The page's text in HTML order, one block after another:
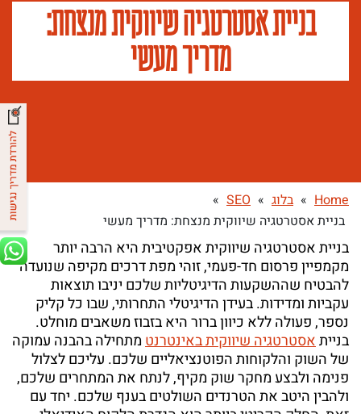
בניית אסטרטגיה שיווקית מנצחת:
מדריך מעשי
Home
» בלוג »
SEO
»
בניית אסטרטגיה שיווקית מנצחת: מדריך מעשי
בניית אסטרטגיה שיווקית אפקטיבית היא הרבה יותר
מקמפיין פרסום חד-פעמי, זוהי מפת דרכים מקיפה שנועדה
להבטיח שההשקעות הדיגיטליות שלכם יניבו תוצאות
עקביות ומדידות. בעידן הדיגיטלי התחרותי, שבו כל קליק
נספר, פעולה ללא כיוון ברור היא בזבוז משאבים מוחלט.
בנייתאסטרטגיה שיווקית באינטרנטמתחילה בהבנה עמוקה
של השוק והלקוחות הפוטנציאליים שלכם. עליכם לצלול
פנימה ולבצע מחקר שוק מקיף, לנתח את המתחרים שלכם,
ולהבין היטב את הטרנדים השולטים בענף שלכם. יחד עם